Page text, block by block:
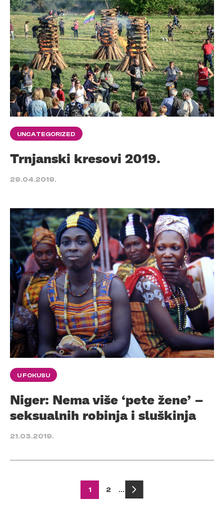
UNCATEGORIZED
Trnjanski kresovi 2019.
29.04.2019.
U FOKUSU
Niger: Nema više ‘pete žene’ –
seksualnih robinja i sluškinja
21.03.2019.
1 2 …